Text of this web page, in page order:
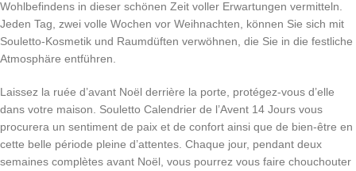
Wohlbefindens in dieser schönen Zeit voller Erwartungen vermitteln.
Jeden Tag, zwei volle Wochen vor Weihnachten, können Sie sich mit
Souletto-Kosmetik und Raumdüften verwöhnen, die Sie in die festliche
Atmosphäre entführen.
Laissez la ruée d’avant Noël derrière la porte, protégez-vous d’elle
dans votre maison. Souletto Calendrier de l’Avent 14 Jours vous
procurera un sentiment de paix et de confort ainsi que de bien-être en
cette belle période pleine d’attentes. Chaque jour, pendant deux
semaines complètes avant Noël, vous pourrez vous faire chouchouter